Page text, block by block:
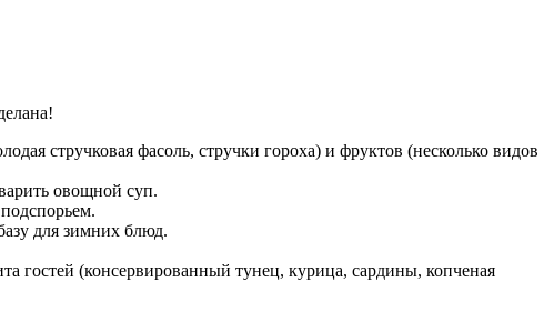
стручковая фасоль, стручки гороха) и фруктов (несколько видов
овощной суп.
для зимних блюд.
гостей (консервированный тунец, курица, сардины, копченая